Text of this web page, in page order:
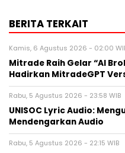
BERITA TERKAIT
Kamis, 6 Agustus 2026 - 02:00
Mitrade Raih Gelar “AI
Hadirkan MitradeGPT
Rabu, 5 Agustus 2026 - 23:58 WIB
UNISOC Lyric Audio:
Mendengarkan Audio
Rabu, 5 Agustus 2026 - 22:15 WIB